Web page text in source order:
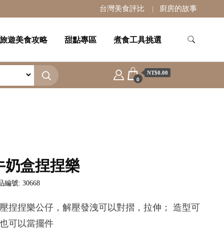
台灣美食評比 廚房的故事
旅遊美食攻略 甜點專區 煮食工具挑選
0
NT$0.00
奶盒捏捏樂
編號: 30668
捏捏樂公仔，解壓發洩可以對摺，拉伸； 造型可
可以當擺件